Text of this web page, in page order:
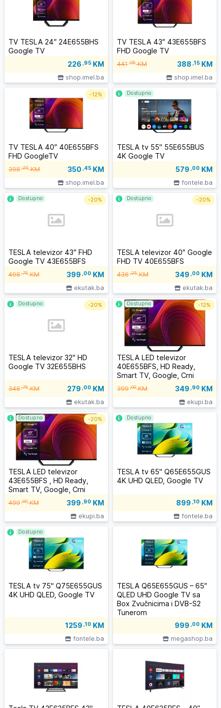
TV TESLA 24″ 24E655BHS
Google TV
226 ,95 KM
shop.imel.ba
TV TESLA 43″ 43E655BFS
FHD Google TV
441,05KM 388 ,15 KM
shop.imel.ba
TV TESLA 40″ 40E655BFS
FHD GoogleTV
398,25KM 350 ,45 KM
shop.imel.ba
-12%
TESLA tv 55" 55E655BUS
4K Google TV
579 ,00 KM
fontele.ba
Dostupno
TESLA televizor 43″ FHD
Google TV 43E655BFS
498,75KM 399 ,00 KM
ekutak.ba
Dostupno -20%
TESLA televizor 40″ Google
FHD TV 40E655BFS
436,25KM 349 ,00 KM
ekutak.ba
Dostupno -20%
TESLA televizor 32″ HD
Google TV 32E655BHS
348,75KM 279 ,00 KM
ekutak.ba
Dostupno -20%
TESLA LED televizor
40E655BFS, HD Ready,
Smart TV, Google, Crni
399,00KM 349 ,90 KM
ekupi.ba
Dostupno -12%
TESLA LED televizor
43E655BFS , HD Ready,
Smart TV, Google, Crni
499,00KM 399 ,90 KM
ekupi.ba
Dostupno -20%
TESLA tv 65" Q65E655GUS
4K UHD QLED, Google TV
899 ,10 KM
fontele.ba
Dostupno
TESLA tv 75" Q75E655GUS
4K UHD QLED, Google TV
1259 ,10 KM
fontele.ba
Dostupno
TESLA Q65E655GUS – 65″
QLED UHD Google TV sa
Box Zvučnicima i DVB-S2
Tunerom
999 ,00 KM
megashop.ba